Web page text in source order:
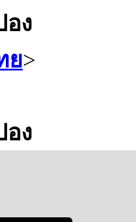
ง
ย>
ง